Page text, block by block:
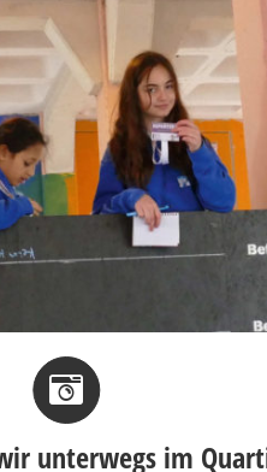
unterwegs im